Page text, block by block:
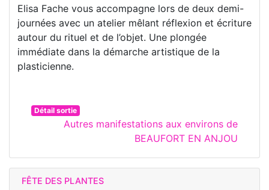
Elisa Fache vous accompagne lors de deux demi-
journées avec un atelier mêlant réflexion et écriture
autour du rituel et de l’objet. Une plongée
immédiate dans la démarche artistique de la
plasticienne.
Détail sortie
Autres manifestations aux environs de
BEAUFORT EN ANJOU
FÊTE DES PLANTES